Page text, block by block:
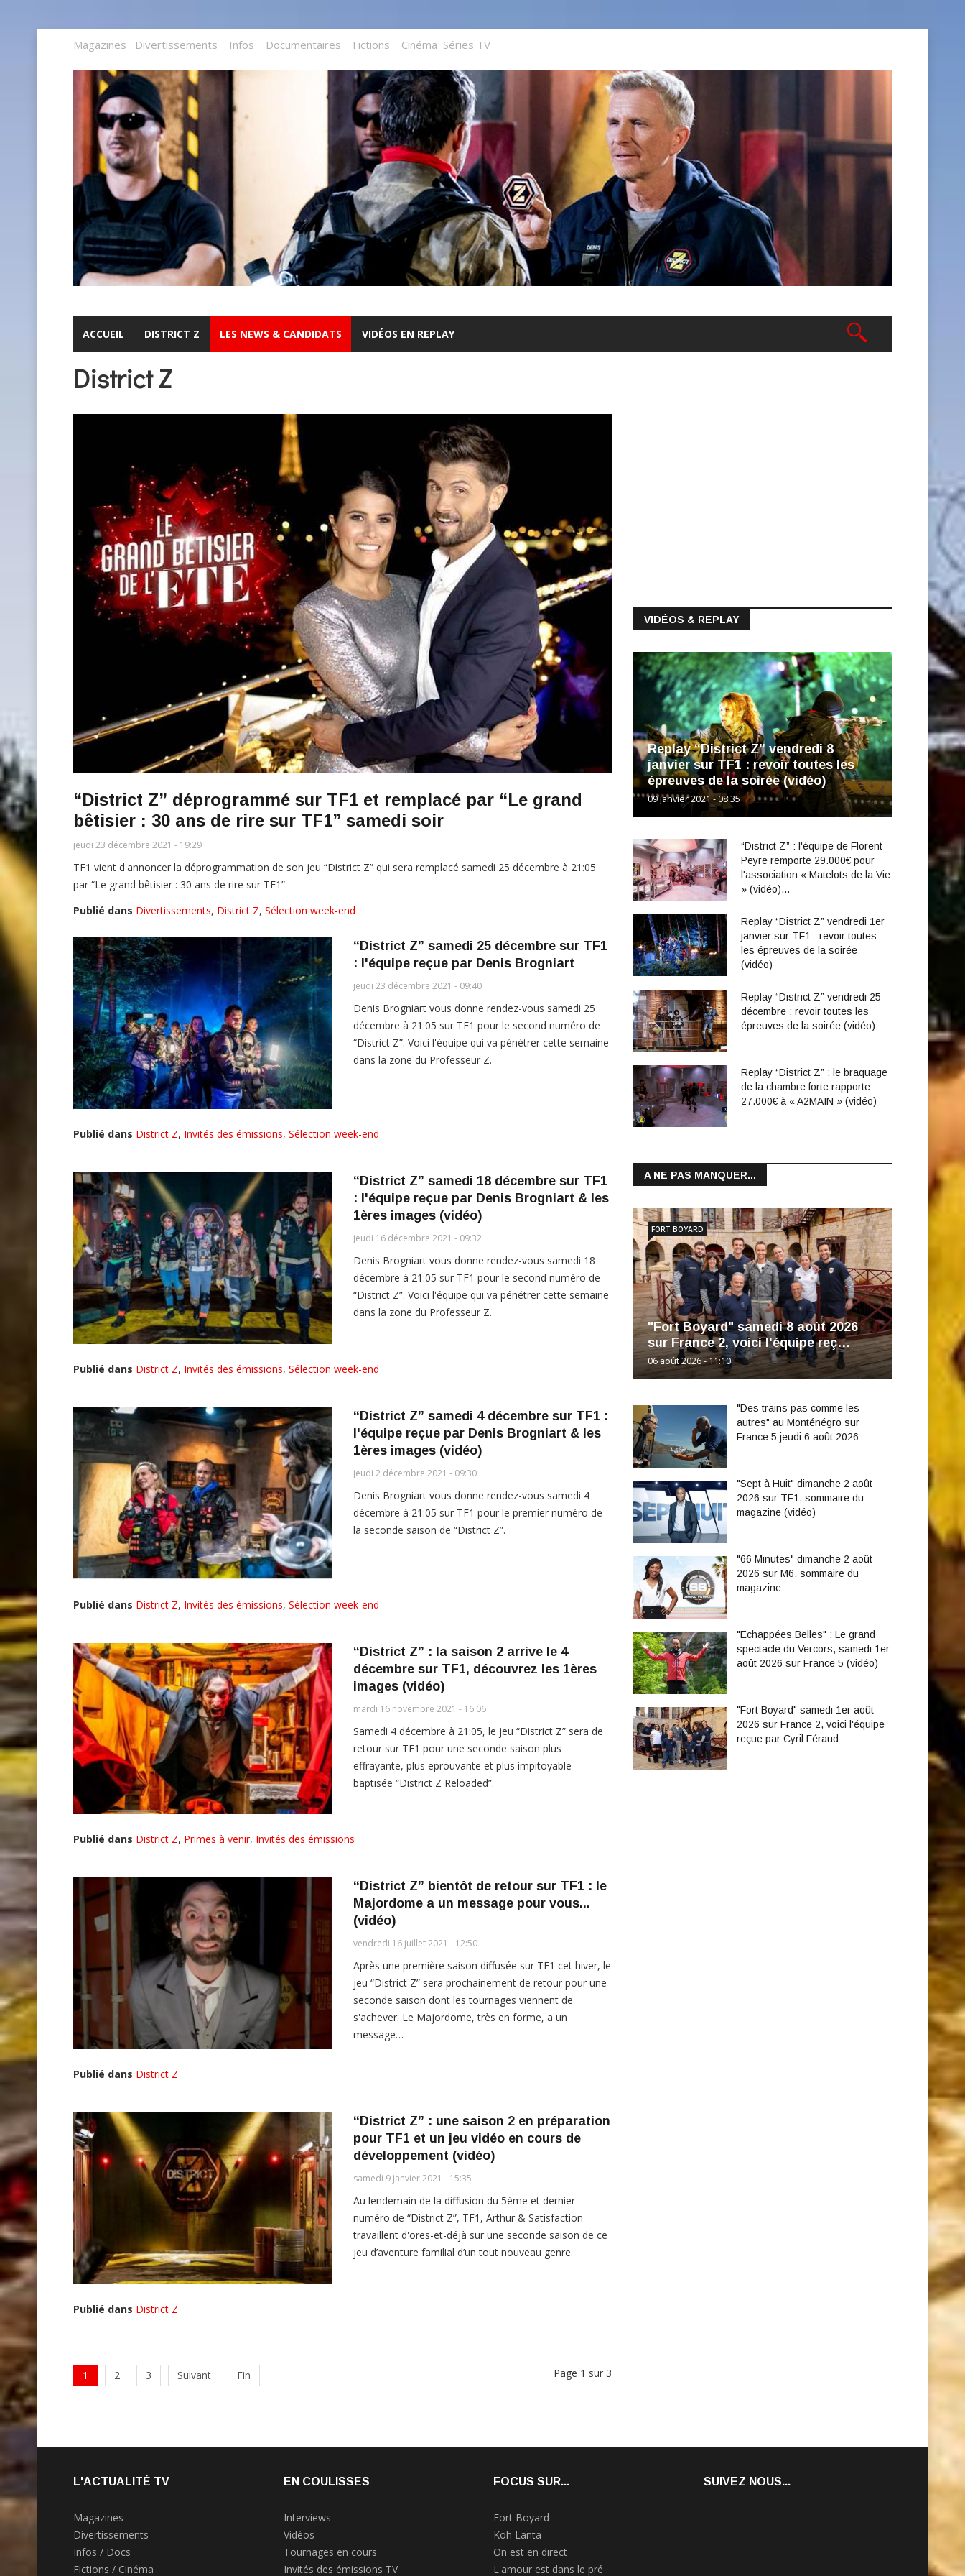
Magazines Divertissements Infos Documentaires Fictions Cinéma Séries TV
ACCUEIL DISTRICT Z LES NEWS & CANDIDATS VIDÉOS EN REPLAY
District Z
“District Z” déprogrammé sur TF1 et remplacé par “Le grand
bêtisier : 30 ans de rire sur TF1” samedi soir
jeudi 23 décembre 2021 - 19:29
TF1 vient d'annoncer la déprogrammation de son jeu “District Z” qui sera remplacé samedi 25 décembre à 21:05
par “Le grand bêtisier : 30 ans de rire sur TF1”.
Publié dans Divertissements, District Z, Sélection week-end
“District Z” samedi 25 décembre sur TF1
: l'équipe reçue par Denis Brogniart
jeudi 23 décembre 2021 - 09:40
Denis Brogniart vous donne rendez-vous samedi 25
décembre à 21:05 sur TF1 pour le second numéro de
“District Z”. Voici l'équipe qui va pénétrer cette semaine
dans la zone du Professeur Z.
Publié dans District Z, Invités des émissions, Sélection week-end
“District Z” samedi 18 décembre sur TF1
: l'équipe reçue par Denis Brogniart & les
1ères images (vidéo)
jeudi 16 décembre 2021 - 09:32
Denis Brogniart vous donne rendez-vous samedi 18
décembre à 21:05 sur TF1 pour le second numéro de
“District Z”. Voici l'équipe qui va pénétrer cette semaine
dans la zone du Professeur Z.
Publié dans District Z, Invités des émissions, Sélection week-end
“District Z” samedi 4 décembre sur TF1 :
l'équipe reçue par Denis Brogniart & les
1ères images (vidéo)
jeudi 2 décembre 2021 - 09:30
Denis Brogniart vous donne rendez-vous samedi 4
décembre à 21:05 sur TF1 pour le premier numéro de
la seconde saison de “District Z”.
Publié dans District Z, Invités des émissions, Sélection week-end
“District Z” : la saison 2 arrive le 4
décembre sur TF1, découvrez les 1ères
images (vidéo)
mardi 16 novembre 2021 - 16:06
Samedi 4 décembre à 21:05, le jeu “District Z” sera de
retour sur TF1 pour une seconde saison plus
effrayante, plus eprouvante et plus impitoyable
baptisée “District Z Reloaded”.
Publié dans District Z, Primes à venir, Invités des émissions
“District Z” bientôt de retour sur TF1 : le
Majordome a un message pour vous...
(vidéo)
vendredi 16 juillet 2021 - 12:50
Après une première saison diffusée sur TF1 cet hiver, le
jeu “District Z” sera prochainement de retour pour une
seconde saison dont les tournages viennent de
s'achever. Le Majordome, très en forme, a un
message…
Publié dans District Z
“District Z” : une saison 2 en préparation
pour TF1 et un jeu vidéo en cours de
développement (vidéo)
samedi 9 janvier 2021 - 15:35
Au lendemain de la diffusion du 5ème et dernier
numéro de “District Z”, TF1, Arthur & Satisfaction
travaillent d'ores-et-déjà sur une seconde saison de ce
jeu d’aventure familial d’un tout nouveau genre.
Publié dans District Z
1 2 3 Suivant Fin Page 1 sur 3
VIDÉOS & REPLAY
Replay “District Z” vendredi 8
janvier sur TF1 : revoir toutes les
épreuves de la soirée (vidéo)
09 janvier 2021 - 08:35
“District Z” : l'équipe de Florent
Peyre remporte 29.000€ pour
l'association « Matelots de la Vie
» (vidéo)…
Replay “District Z” vendredi 1er
janvier sur TF1 : revoir toutes
les épreuves de la soirée
(vidéo)
Replay “District Z” vendredi 25
décembre : revoir toutes les
épreuves de la soirée (vidéo)
Replay “District Z” : le braquage
de la chambre forte rapporte
27.000€ à « A2MAIN » (vidéo)
A NE PAS MANQUER...
"Fort Boyard" samedi 8 août 2026
sur France 2, voici l'équipe reç…
06 août 2026 - 11:10
FORT BOYARD
"Des trains pas comme les
autres" au Monténégro sur
France 5 jeudi 6 août 2026
"Sept à Huit" dimanche 2 août
2026 sur TF1, sommaire du
magazine (vidéo)
"66 Minutes" dimanche 2 août
2026 sur M6, sommaire du
magazine
"Echappées Belles" : Le grand
spectacle du Vercors, samedi 1er
août 2026 sur France 5 (vidéo)
"Fort Boyard" samedi 1er août
2026 sur France 2, voici l'équipe
reçue par Cyril Féraud
L'ACTUALITÉ TV
Magazines
Divertissements
Infos / Docs
Fictions / Cinéma
EN COULISSES
Interviews
Vidéos
Tournages en cours
Invités des émissions TV
FOCUS SUR...
Fort Boyard
Koh Lanta
On est en direct
L'amour est dans le pré
SUIVEZ NOUS...